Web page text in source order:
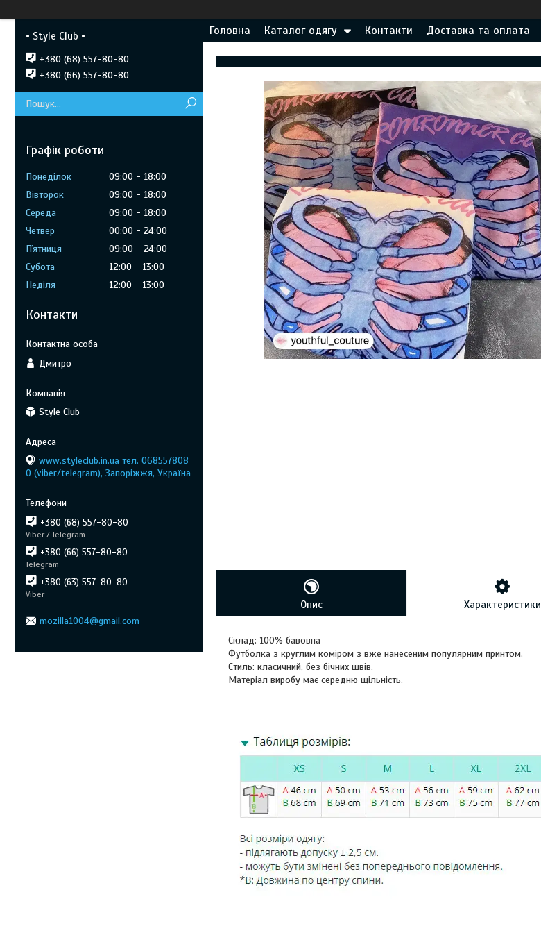
Головна Каталог одягу Контакти Доставка та оплата
Опис Характеристики
Склад: 100% бавовна
Футболка з круглим коміром з вже нанесеним популярним принтом.
Стиль: класичний, без бічних швів.
Матеріал виробу має середню щільність.
• Style Club •
+380 (68) 557-80-80
+380 (66) 557-80-80
Графік роботи
Понеділок 09:00
18:00
Вівторок
09:00
18:00
Середа
09:00
18:00
Четвер
00:00
24:00
Пʼятниця
09:00
24:00
Субота
12:00
13:00
Неділя
12:00 13:00
Контакти
Дмитро
Style Club
www.styleclub.in.ua тел. 068557808
0 (viber/telegram), Запоріжжя, Україна
+380 (68) 557-80-80
Viber / Telegram
+380 (66) 557-80-80
Telegram
+380 (63) 557-80-80
Viber
mozilla1004@gmail.com